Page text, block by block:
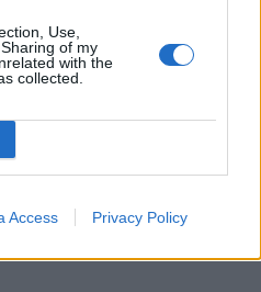
Use,
of my
with the
collected.
Access Privacy Policy
mese almeno. Ci
cosa
di destino. A
martedì è ancora più
propizia nuovi